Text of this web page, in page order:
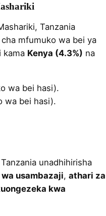
Tanzania
mfumuko wa bei ya
kama Kenya (4.3%) na
wa bei hasi).
wa bei hasi).
unadhihirisha
usambazaji, athari za
kwa